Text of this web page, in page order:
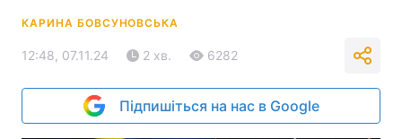
КАРИНА БОВСУНОВСЬКА
12:48, 07.11.24 2 хв. 6282
Підпишіться на нас в Google